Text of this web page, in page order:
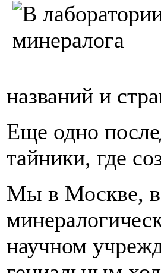
названий и
Еще одно
тайники, где
Мы в Москве, в
научном